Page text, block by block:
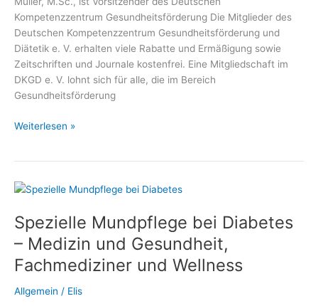
Kompetenzzentrum Gesundheitsförderung Die Mitglieder des
Deutschen Kompetenzzentrum Gesundheitsförderung und
Diätetik e. V. erhalten viele Rabatte und Ermäßigung sowie
Zeitschriften und Journale kostenfrei. Eine Mitgliedschaft im
DKGD e. V. lohnt sich für alle, die im Bereich
Gesundheitsförderung
Gratis,
und
für
Mitglieder
des
Deutschen
Gesundheitsförderung
Weiterlesen »
Spezielle Mundpflege bei Diabetes
– Medizin und Gesundheit,
Fachmediziner und Wellness
Allgemein / Elis